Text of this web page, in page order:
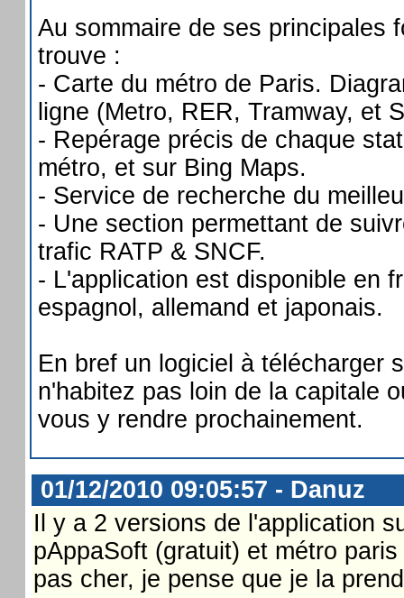
Au sommaire de ses principales
trouve :
- Carte du métro de Paris.
ligne (Metro, RER, Tramway, et
- Repérage précis de chaque
métro, et sur Bing Maps.
- Service de recherche du
- Une section permettant de
trafic RATP & SNCF.
- L'application est disponible en
espagnol, allemand et japonais.
En bref un logiciel à télécharger
n'habitez pas loin de la capitale
vous y rendre prochainement.
01/12/2010 09:05:57 - Danuz
Il y a 2 versions de l'application
pAppaSoft (gratuit) et métro
pas cher, je pense que je la